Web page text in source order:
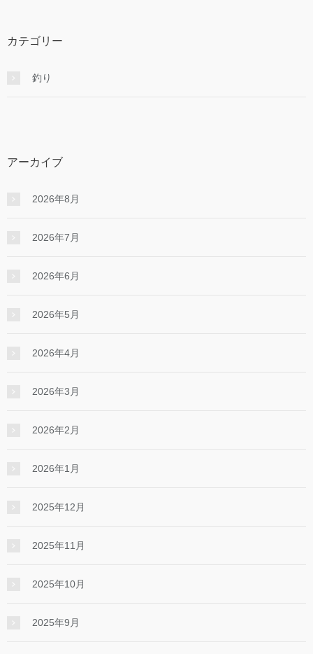
カテゴリー
釣り
アーカイブ
2026年8月
2026年7月
2026年6月
2026年5月
2026年4月
2026年3月
2026年2月
2026年1月
2025年12月
2025年11月
2025年10月
2025年9月